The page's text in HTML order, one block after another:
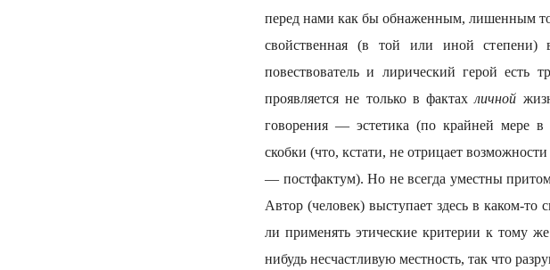
перед нами как бы обнаженным, лишенным
свойственная (в той или иной степени)
повествователь и лирический герой есть
проявляется не только в фактахличной
говорения — эстетика (по крайней мере в
скобки (что, кстати, не отрицает
— постфактум). Но не всегда уместны
Автор (человек) выступает здесь в каком-
ли применять этические критерии к тому
нибудь несчастливую местность, так что